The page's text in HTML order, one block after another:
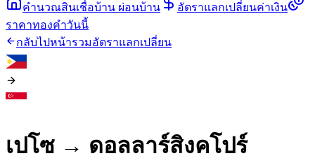
คำนวณสินเชื่อบ้าน ผ่อนบ้าน
อัตราแลกเปลี่ยนค่าเงิน
ราคาทองคำวันนี้
กลับไปหน้ารวมอัตราแลกเปลี่ยน
เปโซ → ดอลลาร์สิงคโปร์